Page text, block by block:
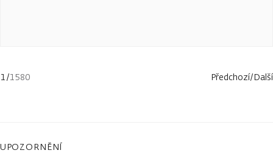
1/1580 Předchozí/Další
UPOZORNĚNÍ